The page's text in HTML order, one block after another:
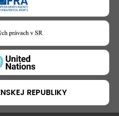
REPUBLIKY